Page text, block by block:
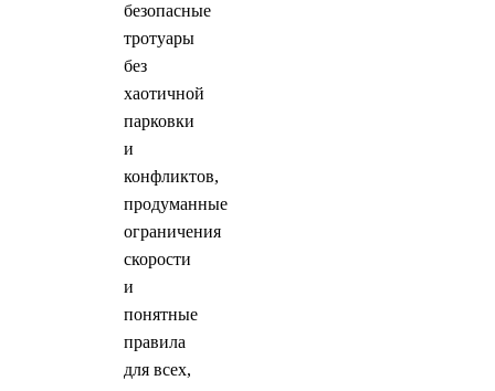
безопасные
тротуары
без
хаотичной
парковки
и
конфликтов,
продуманные
ограничения
скорости
и
понятные
правила
для всех,